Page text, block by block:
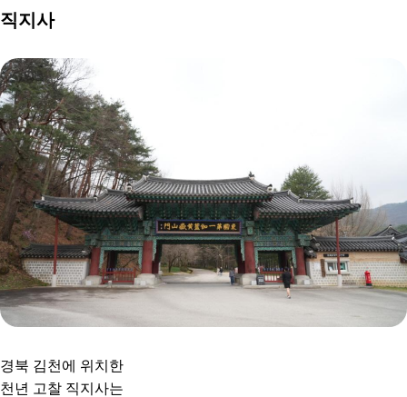
직지사
경북 김천에 위치한
천년 고찰 직지사는